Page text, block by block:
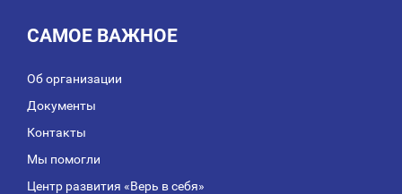
САМОЕ ВАЖНОЕ
Об организации
Документы
Контакты
Мы помогли
Центр развития «Верь в себя»